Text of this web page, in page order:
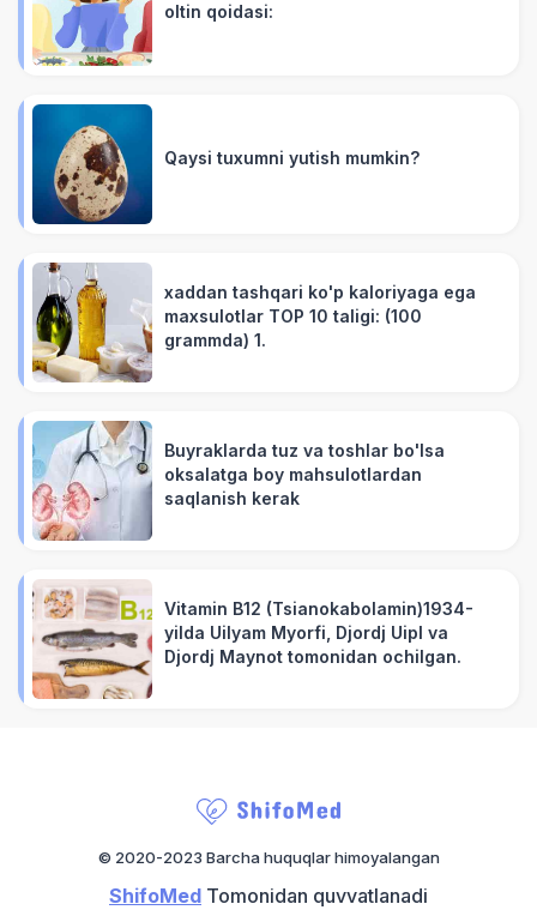
oltin qoidasi:
Qaysi tuxumni yutish mumkin?
xaddan tashqari ko'p kaloriyaga ega
maxsulotlar TOP 10 taligi: (100
grammda) 1.
Buyraklarda tuz va toshlar bo'lsa
oksalatga boy mahsulotlardan
saqlanish kerak
Vitamin B12 (Tsianokabolamin)1934-
yilda Uilyam Myorfi, Djordj Uipl va
Djordj Maynot tomonidan ochilgan.
© 2020-2023 Barcha huquqlar himoyalangan
ShifoMed Tomonidan quvvatlanadi